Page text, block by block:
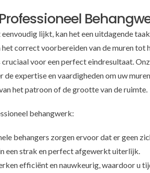
lijkt, kan het een uitdagende
correct voorbereiden van de muren tot
voor een perfect eindresultaat.
expertise en vaardigheden om uw
het patroon of de grootte van de ruimte.
behangwerk:
behangers zorgen ervoor dat er geen
een strak en perfect afgewerkt uiterlijk.
efficiënt en nauwkeurig, waardoor u